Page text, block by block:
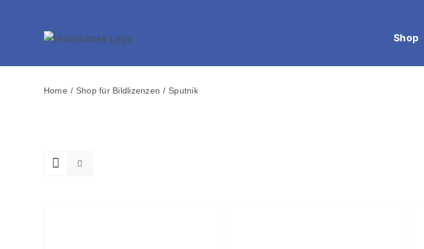
Shop
Home Shop für Bildlizenzen Sputnik